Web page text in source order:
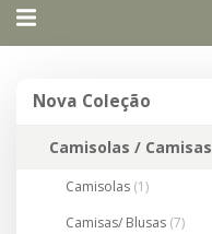
Alternar
Coleção
Nova Coleção
Camisolas / Camisas
Camisolas (1)
Camisas/ Blusas (7)